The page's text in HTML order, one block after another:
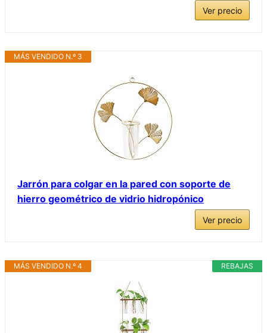
Ver precio
MÁS VENDIDO N.º 3
Jarrón para colgar en la pared con soporte de
hierro geométrico de vidrio hidropónico
Ver precio
REBAJAS
MÁS VENDIDO N.º 4